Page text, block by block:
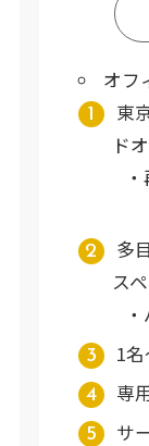
オフ
東
ド
多
ス
1
専
サ